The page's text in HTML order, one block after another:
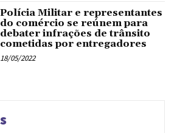
Polícia Militar e representantes
do comércio se reúnem para
debater infrações de trânsito
cometidas por entregadores
18/05/2022